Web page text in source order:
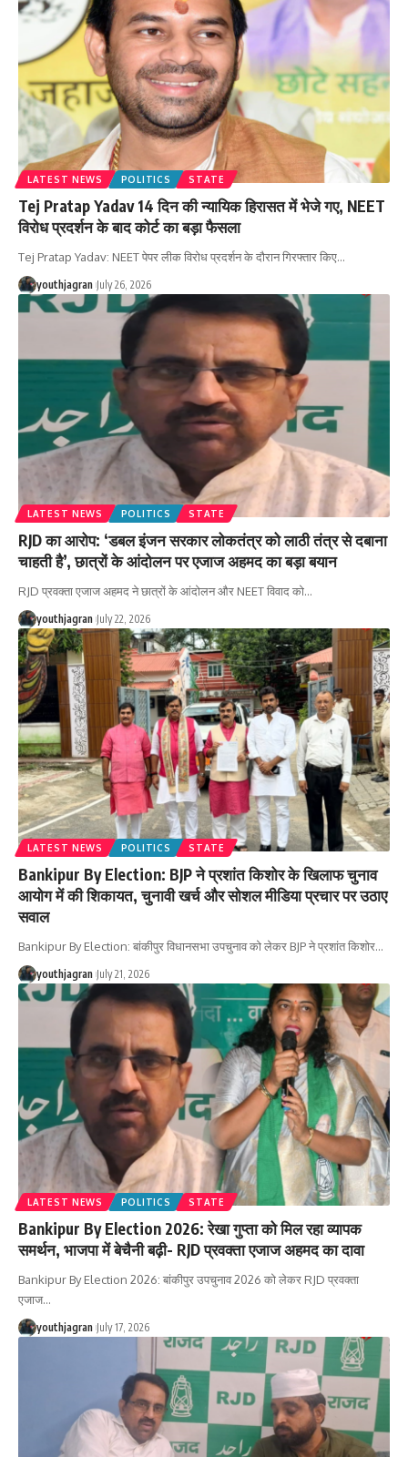
LATEST NEWS POLITICS STATE
Tej Pratap Yadav 14 दिन की न्यायिक हिरासत में भेजे गए, NEET
विरोध प्रदर्शन के बाद कोर्ट का बड़ा फैसला
Tej Pratap Yadav: NEET पेपर लीक विरोध प्रदर्शन के दौरान गिरफ्तार किए…
youthjagran July 26, 2026
LATEST NEWS POLITICS STATE
RJD का आरोप: ‘डबल इंजन सरकार लोकतंत्र को लाठी तंत्र से दबाना
चाहती है’, छात्रों के आंदोलन पर एजाज अहमद का बड़ा बयान
RJD प्रवक्ता एजाज अहमद ने छात्रों के आंदोलन और NEET विवाद को…
youthjagran July 22, 2026
LATEST NEWS POLITICS STATE
Bankipur By Election: BJP ने प्रशांत किशोर के खिलाफ चुनाव
आयोग में की शिकायत, चुनावी खर्च और सोशल मीडिया प्रचार पर उठाए
सवाल
Bankipur By Election: बांकीपुर विधानसभा उपचुनाव को लेकर BJP ने प्रशांत किशोर…
youthjagran July 21, 2026
LATEST NEWS POLITICS STATE
Bankipur By Election 2026: रेखा गुप्ता को मिल रहा व्यापक
समर्थन, भाजपा में बेचैनी बढ़ी- RJD प्रवक्ता एजाज अहमद का दावा
Bankipur By Election 2026: बांकीपुर उपचुनाव 2026 को लेकर RJD प्रवक्ता
एजाज…
youthjagran July 17, 2026